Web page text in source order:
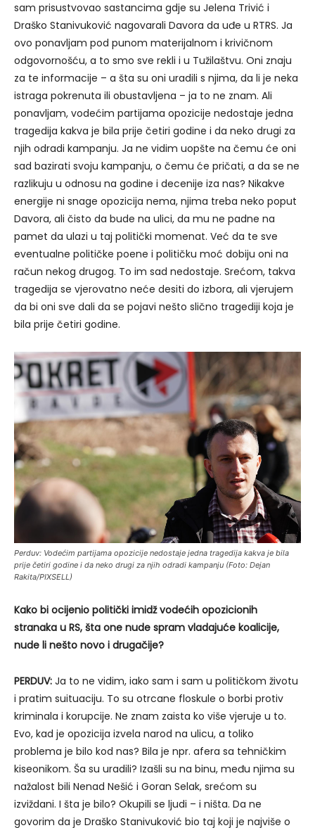
sam prisustvovao sastancima gdje su Jelena Trivić i
Draško Stanivuković nagovarali Davora da uđe u RTRS. Ja
ovo ponavljam pod punom materijalnom i krivičnom
odgovornošću, a to smo sve rekli i u Tužilaštvu. Oni znaju
za te informacije – a šta su oni uradili s njima, da li je neka
istraga pokrenuta ili obustavljena – ja to ne znam. Ali
ponavljam, vodećim partijama opozicije nedostaje jedna
tragedija kakva je bila prije četiri godine i da neko drugi za
njih odradi kampanju. Ja ne vidim uopšte na čemu će oni
sad bazirati svoju kampanju, o čemu će pričati, a da se ne
razlikuju u odnosu na godine i decenije iza nas? Nikakve
energije ni snage opozicija nema, njima treba neko poput
Davora, ali čisto da bude na ulici, da mu ne padne na
pamet da ulazi u taj politički momenat. Već da te sve
eventualne političke poene i političku moć dobiju oni na
račun nekog drugog. To im sad nedostaje. Srećom, takva
tragedija se vjerovatno neće desiti do izbora, ali vjerujem
da bi oni sve dali da se pojavi nešto slično tragediji koja je
bila prije četiri godine.
Perduv: Vodećim partijama opozicije nedostaje jedna tragedija kakva je bila
prije četiri godine i da neko drugi za njih odradi kampanju (Foto: Dejan
Rakita/PIXSELL)
Kako bi ocijenio politički imidž vodećih opozicionih
stranaka u RS, šta one nude spram vladajuće koalicije,
nude li nešto novo i drugačije?
PERDUV: Ja to ne vidim, iako sam i sam u političkom životu
i pratim suituaciju. To su otrcane floskule o borbi protiv
kriminala i korupcije. Ne znam zaista ko više vjeruje u to.
Evo, kad je opozicija izvela narod na ulicu, a toliko
problema je bilo kod nas? Bila je npr. afera sa tehničkim
kiseonikom. Ša su uradili? Izašli su na binu, među njima su
nažalost bili Nenad Nešić i Goran Selak, srećom su
izviždani. I šta je bilo? Okupili se ljudi – i ništa. Da ne
govorim da je Draško Stanivuković bio taj koji je najviše o